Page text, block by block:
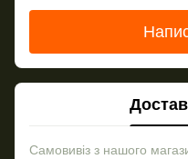
Самовивіз з нашого